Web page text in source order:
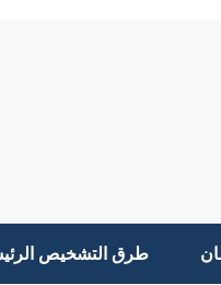
طرق التشخيص